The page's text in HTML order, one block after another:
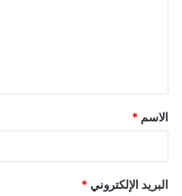
ق
*
الاسم *
البريد الإلكتروني *